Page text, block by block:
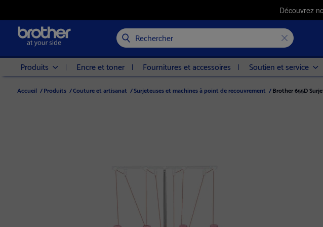
Découvrez
Rechercher
Produits Encre et toner Fournitures et accessoires Soutien et service
Accueil /Produits /Couture et artisanat /Surjeteuses et machines à point de recouvrement /Brother 655D